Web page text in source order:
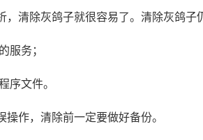
，清除灰鸽子就很容易了。清除灰鸽子
服务；
序文件。
操作，清除前一定要做好备份。